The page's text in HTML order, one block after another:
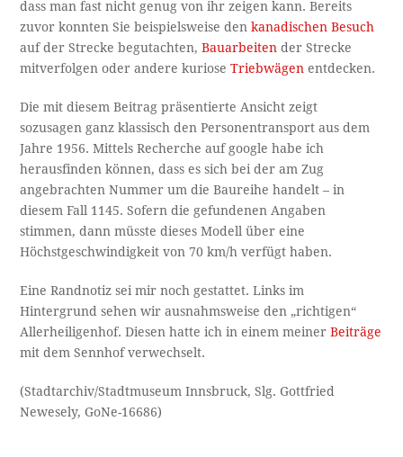
dass man fast nicht genug von ihr zeigen kann. Bereits
zuvor konnten Sie beispielsweise denkanadischen Besuch
auf der Strecke begutachten,Bauarbeiten der Strecke
mitverfolgen oder andere kurioseTriebwägen entdecken.
Die mit diesem Beitrag präsentierte Ansicht zeigt
sozusagen ganz klassisch den Personentransport aus dem
Jahre 1956. Mittels Recherche auf google habe ich
herausfinden können, dass es sich bei der am Zug
angebrachten Nummer um die Baureihe handelt – in
diesem Fall 1145. Sofern die gefundenen Angaben
stimmen, dann müsste dieses Modell über eine
Höchstgeschwindigkeit von 70 km/h verfügt haben.
Eine Randnotiz sei mir noch gestattet. Links im
Hintergrund sehen wir ausnahmsweise den „richtigen“
Allerheiligenhof. Diesen hatte ich in einem meinerBeiträge
mit dem Sennhof verwechselt.
(Stadtarchiv/Stadtmuseum Innsbruck, Slg. Gottfried
Newesely, GoNe-16686)